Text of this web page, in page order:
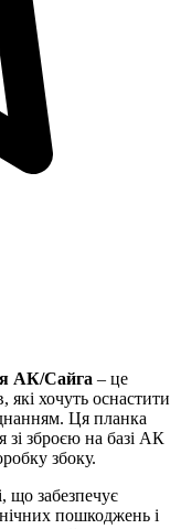
АК/Сайга – це
які хочуть оснастити
Ця планка
зі зброєю на базі АК
збоку.
що забезпечує
пошкоджень і